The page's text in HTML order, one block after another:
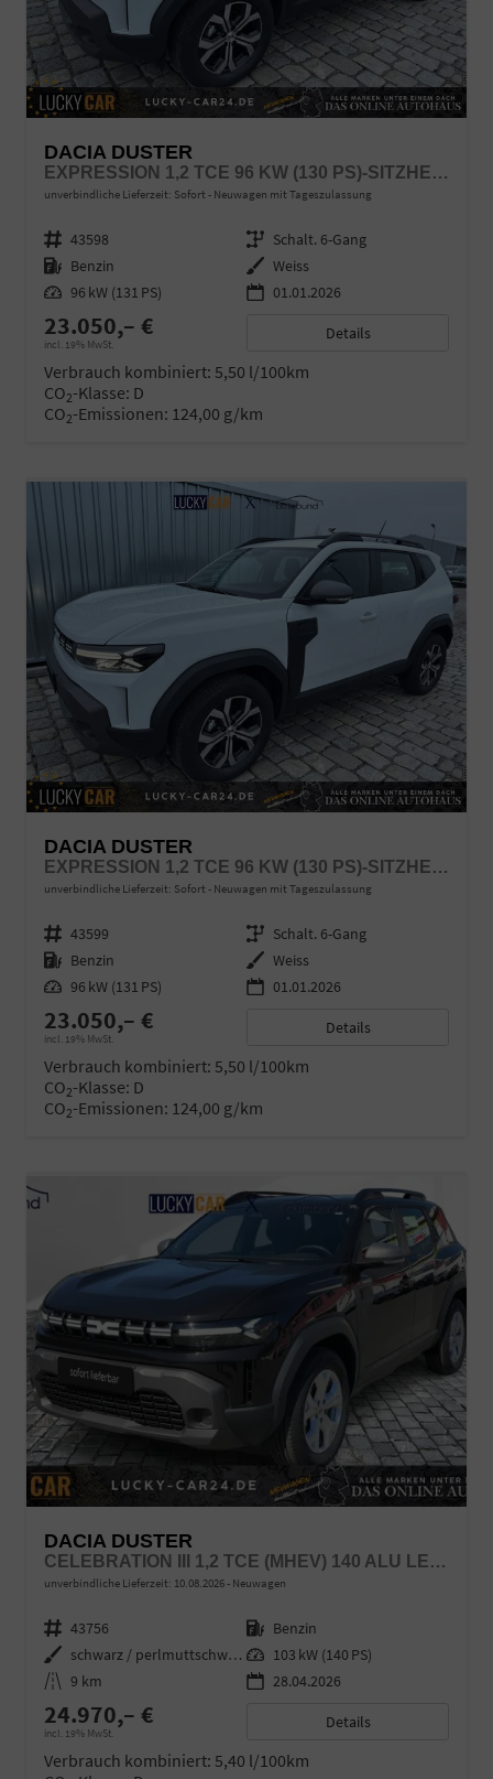
DACIA DUSTER
EXPRESSION 1,2 TCE 96 KW (130 PS)-SITZHEIZUNG-RÜCKFAHRKAMERA-APPLECARPLAY-SOFORT
unverbindliche Lieferzeit: Sofort Neuwagen mit Tageszulassung
Fahrzeugnr. 43598 Getriebe Schalt. 6-Gang
Kraftstoff Benzin Außenfarbe Weiss
Leistung 96 kW (131 PS) 01.01.2026
23.050,– €
incl. 19% MwSt.
Details
Verbrauch kombiniert: 5,50 l/100km
CO2-Klasse: D
CO2-Emissionen: 124,00 g/km
DACIA DUSTER
EXPRESSION 1,2 TCE 96 KW (130 PS)-SITZHEIZUNG-RÜCKFAHRKAMERA-APPLECARPLAY-SOFORT
unverbindliche Lieferzeit: Sofort Neuwagen mit Tageszulassung
Fahrzeugnr. 43599 Getriebe Schalt. 6-Gang
Kraftstoff Benzin Außenfarbe Weiss
Leistung 96 kW (131 PS) 01.01.2026
23.050,– €
incl. 19% MwSt.
Details
Verbrauch kombiniert: 5,50 l/100km
CO2-Klasse: D
CO2-Emissionen: 124,00 g/km
DACIA DUSTER
CELEBRATION III 1,2 TCE (MHEV) 140 ALU LED LINK LR
unverbindliche Lieferzeit: 10.08.2026 Neuwagen
Fahrzeugnr. 43756 Kraftstoff Benzin
Außenfarbe
schwarz / perlmuttschwarz Leistung 103 kW (140 PS)
Kilometerstand 9 km 28.04.2026
24.970,– €
incl. 19% MwSt.
Details
Verbrauch kombiniert: 5,40 l/100km